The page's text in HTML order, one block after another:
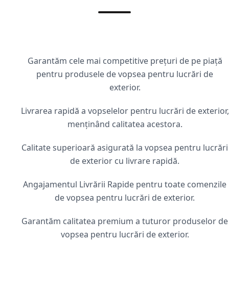
Garantăm cele mai competitive prețuri de pe piață
pentru produsele de vopsea pentru lucrări de
exterior.
Livrarea rapidă a vopselelor pentru lucrări de exterior,
menținând calitatea acestora.
Calitate superioară asigurată la vopsea pentru lucrări
de exterior cu livrare rapidă.
Angajamentul Livrării Rapide pentru toate comenzile
de vopsea pentru lucrări de exterior.
Garantăm calitatea premium a tuturor produselor de
vopsea pentru lucrări de exterior.